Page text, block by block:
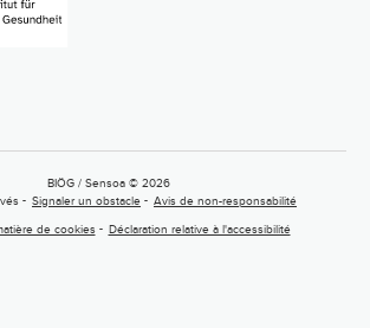
BIÖG / Sensoa © 2026
Signaler un obstacle Avis de non-responsabilité
de cookies Déclaration relative à l'accessibilité